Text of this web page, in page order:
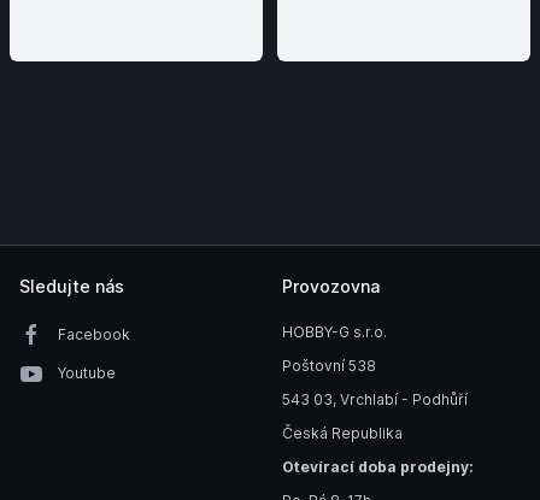
Sledujte nás
Facebook
Youtube
Provozovna
HOBBY-G s.r.o.
Poštovní 538
543 03, Vrchlabí - Podhůří
Česká Republika
Otevírací doba prodejny: